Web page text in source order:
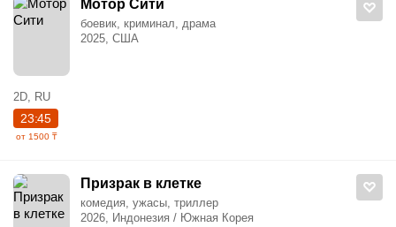
Мотор Сити
боевик, криминал, драма
2025, США
2D, RU
23:45
от 1500 ₸
Призрак в клетке
комедия, ужасы, триллер
2026, Индонезия / Южная Корея